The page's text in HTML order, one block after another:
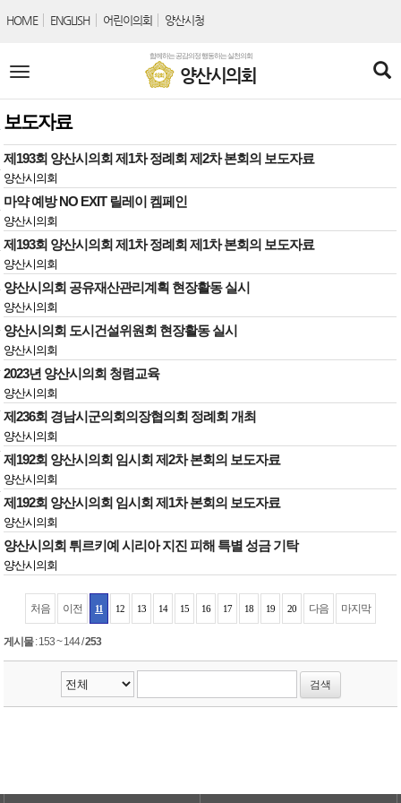
함께하는 공감의정 행동하는 실천의회
양산시의회
HOME ENGLISH 어린이의회 양산시청
전
메
뉴
보도자료
제193회 양산시의회 제1차 정례회 제2차 본회의 보도자료
양산시의회
마약 예방 NO EXIT 릴레이 켐페인
양산시의회
제193회 양산시의회 제1차 정례회 제1차 본회의 보도자료
양산시의회
양산시의회 공유재산관리계획 현장활동 실시
양산시의회
양산시의회 도시건설위원회 현장활동 실시
양산시의회
2023년 양산시의회 청렴교육
양산시의회
제236회 경남시군의회의장협의회 정례회 개최
양산시의회
제192회 양산시의회 임시회 제2차 본회의 보도자료
양산시의회
제192회 양산시의회 임시회 제1차 본회의 보도자료
양산시의회
양산시의회 튀르키예 시리아 지진 피해 특별 성금 기탁
양산시의회
처음 이전 11 12 13 14 15 16 17 18 19 20 다음 마지막
게시물:153 ~ 144/253